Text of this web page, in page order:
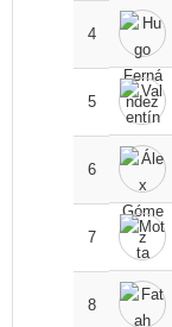
4
5
6
7
8